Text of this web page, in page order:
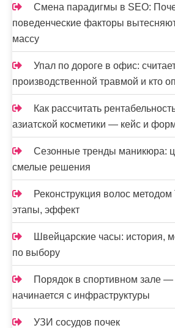
Смена парадигмы в SEO:
поведенческие факторы
массу
Упал по дороге в офис:
производственной травмой и кто
Как рассчитать
азиатской косметики — кейс и
Сезонные тренды маникюра:
смелые решения
Реконструкция волос
этапы, эффект
Швейцарские часы: история,
по выбору
Порядок в спортивном зале —
начинается с инфраструктуры
УЗИ сосудов почек